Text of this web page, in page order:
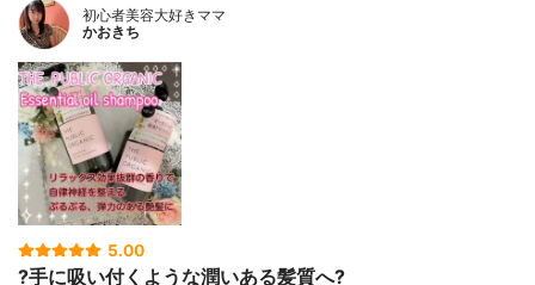
初心者美容大好きママ
かおきち
5.00
?手に吸い付くような潤いある髪質へ?